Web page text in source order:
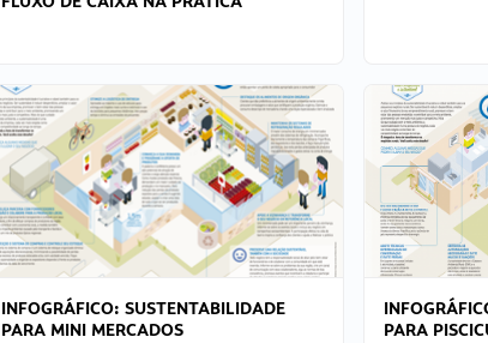
INFOGRÁFICO: SUSTENTABILIDADE
PARA MINI MERCADOS
PARA